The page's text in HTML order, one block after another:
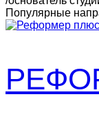
Популярные